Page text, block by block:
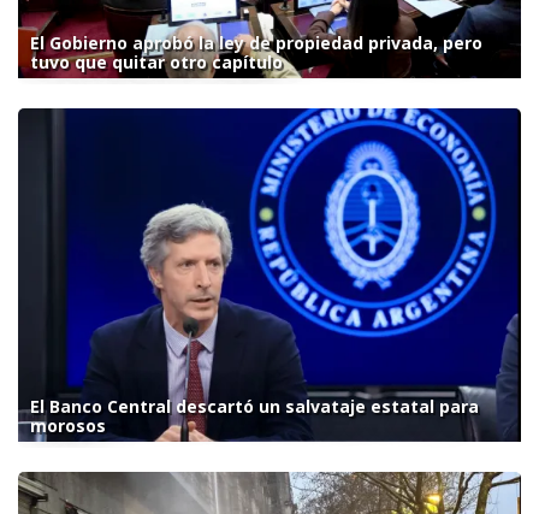
El Gobierno aprobó la ley de propiedad privada, pero
tuvo que quitar otro capítulo
El Banco Central descartó un salvataje estatal para
morosos